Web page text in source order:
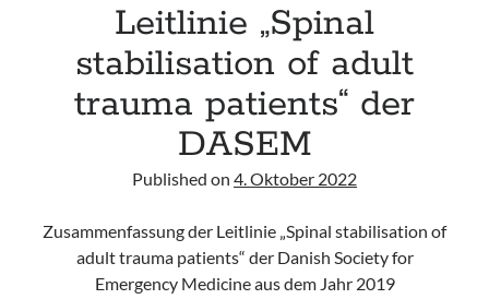
WMS
(Update
2024)
Leitlinie „Spinal
stabilisation of adult
trauma patients“ der
DASEM
Published on 4. Oktober 2022
Zusammenfassung der Leitlinie „Spinal stabilisation of
adult trauma patients“ der Danish Society for
Emergency Medicine aus dem Jahr 2019